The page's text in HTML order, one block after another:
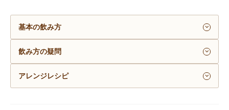
基本の飲み方
飲み方の疑問
アレンジレシピ